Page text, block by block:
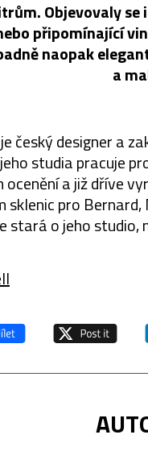
Objevovaly se
připomínající
naopak
a
český designer a
studia pracuje
ocenění a již dříve
sklenic pro
stará o jeho studio,